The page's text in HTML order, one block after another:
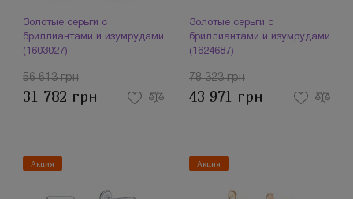
Золотые серьги с
бриллиантами и изумрудами
(1603027)
56 613 грн
31 782 грн
Золотые серьги с
бриллиантами и изумрудами
(1624687)
78 323 грн
43 971 грн
Акция Акция